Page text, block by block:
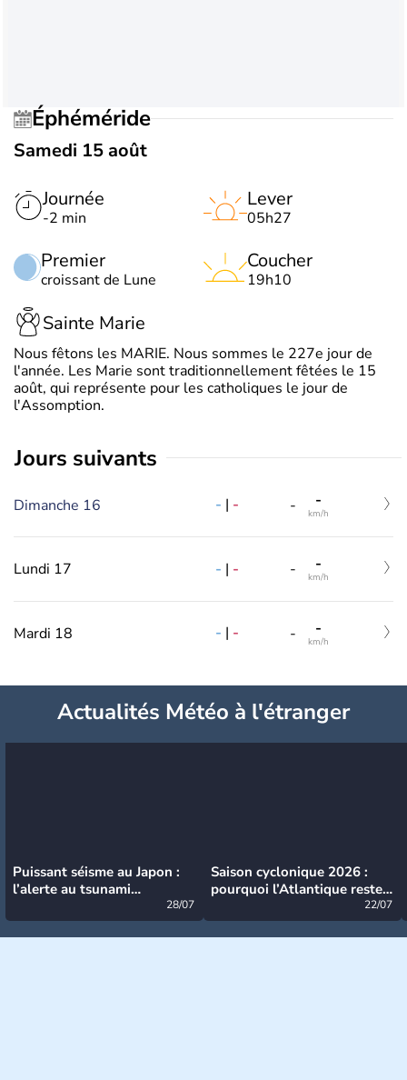
Éphéméride
Samedi 15 août
Journée
-2 min
Premier
croissant de Lune
Lever
05h27
Coucher
19h10
Sainte Marie
Nous fêtons les MARIE. Nous sommes le 227e jour de
l'année. Les Marie sont traditionnellement fêtées le 15
août, qui représente pour les catholiques le jour de
l'Assomption.
jours suivants
Dimanche 16 - | - - -
km/h
Lundi 17 - | - - -
km/h
Mardi 18 - | - - -
km/h
Actualités Météo à l'étranger
Puissant séisme au Japon :
l’alerte au tsunami
28/07
Saison cyclonique 2026 :
pourquoi l’Atlantique reste
22/07